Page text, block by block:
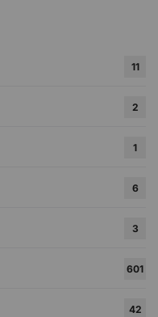
11
2
1
6
3
601
42